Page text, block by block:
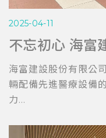
2025-04-11
海富建設股份有限公
輛配備先進醫療設備
力...